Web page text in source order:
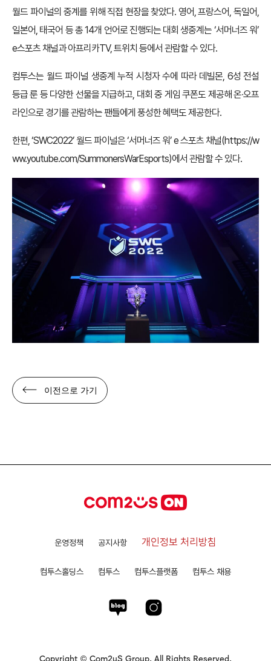
월드 파이널의 중계를 위해 직접 현장을 찾았다. 영어, 프랑스어, 독일어,
일본어, 태국어 등 총 14개 언어로 진행되는 대회 생중계는 ‘서머너즈 워’
e스포츠 채널과 아프리카TV, 트위치 등에서 관람할 수 있다.
컴투스는 월드 파이널 생중계 누적 시청자 수에 따라 데빌몬, 6성 전설
등급 룬 등 다양한 선물을 지급하고, 대회 중 게임 쿠폰도 제공해 온∙오프
라인으로 경기를 관람하는 팬들에게 풍성한 혜택도 제공한다.
한편, ‘SWC2022’ 월드 파이널은 ‘서머너즈 워’ e 스포츠 채널(https://w
ww.youtube.com/SummonersWarEsports)에서 관람할 수 있다.
이전으로 가기
운영정책 공지사항 개인정보 처리방침
컴투스홀딩스 컴투스 컴투스플랫폼 컴투스 채용
Copyright © Com2uS Group. All Rights Reserved.